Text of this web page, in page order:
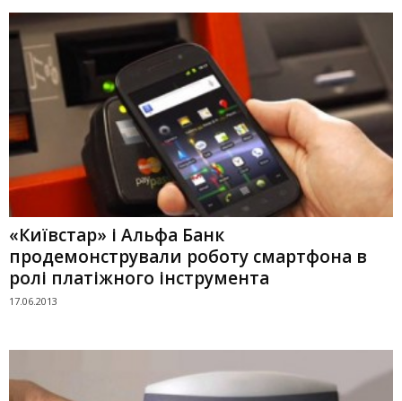
«Київстар» і Альфа Банк
продемонстрували роботу смартфона в
ролі платіжного інструмента
17.06.2013